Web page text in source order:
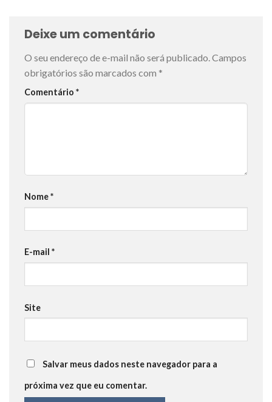
Deixe um comentário
O seu endereço de e-mail não será publicado.Campos
obrigatórios são marcados com *
Comentário *
Nome*
E-mail *
Site
Salvar meus dados neste navegador para a
próxima vez que eu comentar.